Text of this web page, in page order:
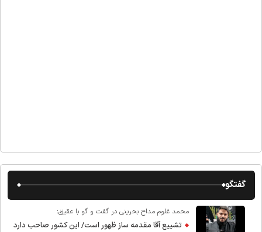
گفتگو
محمد غلوم مداح بحرینی در گفت و گو با عقیق:
تشییع آقا مقدمه ساز ظهور است/ این کشور صاحب دارد